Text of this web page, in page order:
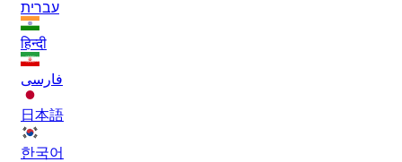
עברית
हिन्दी
فارسی
日本語
한국어